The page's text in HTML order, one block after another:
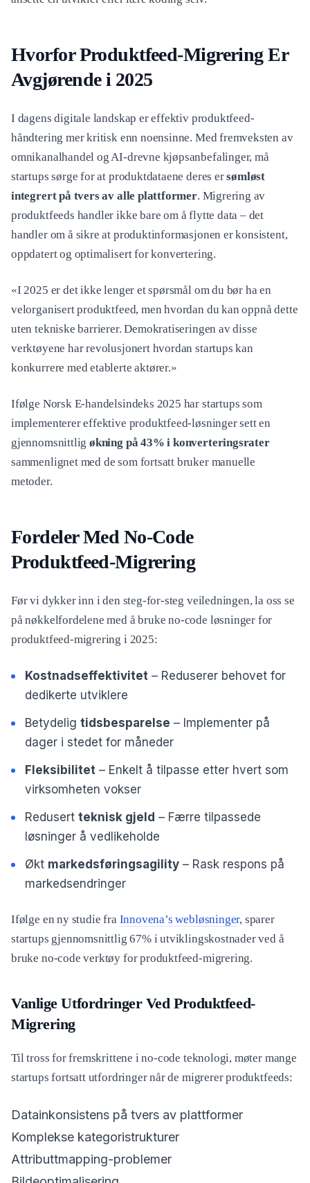
Hvorfor Produktfeed-Migrering Er
Avgjørende i 2025
I dagens digitale landskap er effektiv produktfeed-
håndtering mer kritisk enn noensinne. Med fremveksten av
omnikanalhandel og AI-drevne kjøpsanbefalinger, må
startups sørge for at produktdataene deres ersømløst
integrert på tvers av alle plattformer. Migrering av
produktfeeds handler ikke bare om å flytte data – det
handler om å sikre at produktinformasjonen er konsistent,
oppdatert og optimalisert for konvertering.
«I 2025 er det ikke lenger et spørsmål om du bør ha en
velorganisert produktfeed, men hvordan du kan oppnå dette
uten tekniske barrierer. Demokratiseringen av disse
verktøyene har revolusjonert hvordan startups kan
konkurrere med etablerte aktører.»
Ifølge Norsk E-handelsindeks 2025 har startups som
implementerer effektive produktfeed-løsninger sett en
gjennomsnittligøkning på 43% i konverteringsrater
sammenlignet med de som fortsatt bruker manuelle
metoder.
Fordeler Med No-Code
Produktfeed-Migrering
Før vi dykker inn i den steg-for-steg veiledningen, la oss se
på nøkkelfordelene med å bruke no-code løsninger for
produktfeed-migrering i 2025:
Kostnadseffektivitet – Reduserer behovet for
dedikerte utviklere
Betydelig tidsbesparelse – Implementer på
dager i stedet for måneder
Fleksibilitet – Enkelt å tilpasse etter hvert som
virksomheten vokser
Redusert teknisk gjeld – Færre tilpassede
løsninger å vedlikeholde
Økt markedsføringsagility – Rask respons på
markedsendringer
Ifølge en ny studie fra Innovena’s webløsninger, sparer
startups gjennomsnittlig 67% i utviklingskostnader ved å
bruke no-code verktøy for produktfeed-migrering.
Vanlige Utfordringer Ved Produktfeed-
Migrering
Til tross for fremskrittene i no-code teknologi, møter mange
startups fortsatt utfordringer når de migrerer produktfeeds:
Datainkonsistens på tvers av plattformer
Komplekse kategoristrukturer
Attributtmapping-problemer